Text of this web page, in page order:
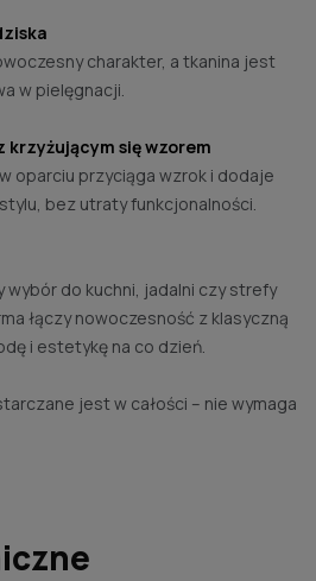
charakter, a tkanina jest
w pielęgnacji.
się wzorem
oparciu przyciąga wzrok i dodaje
bez utraty funkcjonalności.
wybór do kuchni, jadalni czy strefy
łączy nowoczesność z klasyczną
i estetykę na co dzień.
jest w całości – nie wymaga